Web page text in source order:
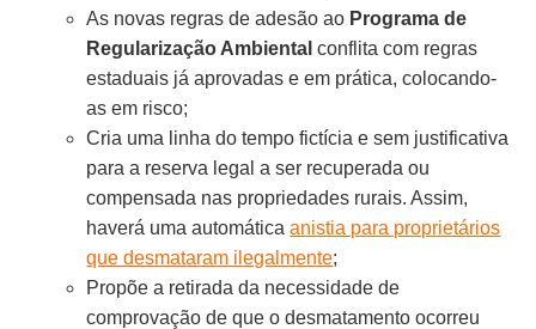
As novas regras de adesão ao Programa de
Regularização Ambiental conflita com regras
estaduais já aprovadas e em prática, colocando-
as em risco;
Cria uma linha do tempo fictícia e sem justificativa
para a reserva legal a ser recuperada ou
compensada nas propriedades rurais. Assim,
haverá uma automáticaanistia para proprietários
que desmataram ilegalmente;
Propõe a retirada da necessidade de
comprovação de que o desmatamento ocorreu